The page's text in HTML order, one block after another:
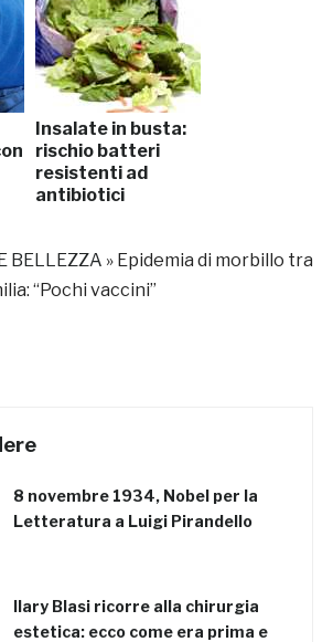
Insalate in busta:
rischio batteri
resistenti ad
antibiotici
BELLEZZA » Epidemia di morbillo tra
“Pochi vaccini”
8 novembre 1934, Nobel per la
Letteratura a Luigi Pirandello
Ilary Blasi ricorre alla chirurgia
estetica: ecco come era prima e